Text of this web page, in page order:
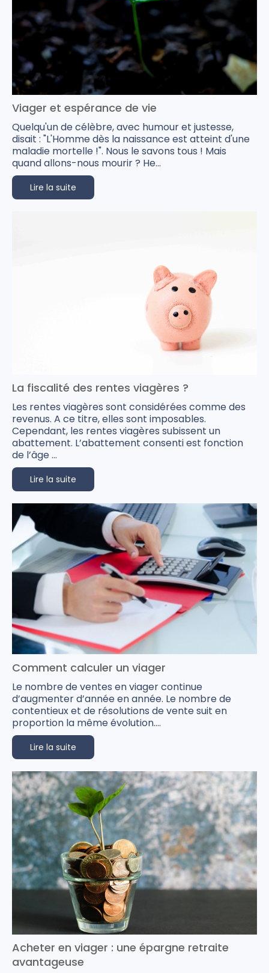
Viager et espérance de vie
Quelqu'un de célèbre, avec humour et justesse,
disait : "L'Homme dès la naissance est atteint d'une
maladie mortelle !". Nous le savons tous ! Mais
quand allons-nous mourir ? He...
Lire la suite
La fiscalité des rentes viagères ?
Les rentes viagères sont considérées comme des
revenus. A ce titre, elles sont imposables.
Cependant, les rentes viagères subissent un
abattement. L’abattement consenti est fonction
de l’âge ...
Lire la suite
Comment calculer un viager
Le nombre de ventes en viager continue
d’augmenter d’année en année. Le nombre de
contentieux et de résolutions de vente suit en
proportion la même évolution....
Lire la suite
Acheter en viager : une épargne retraite
avantageuse